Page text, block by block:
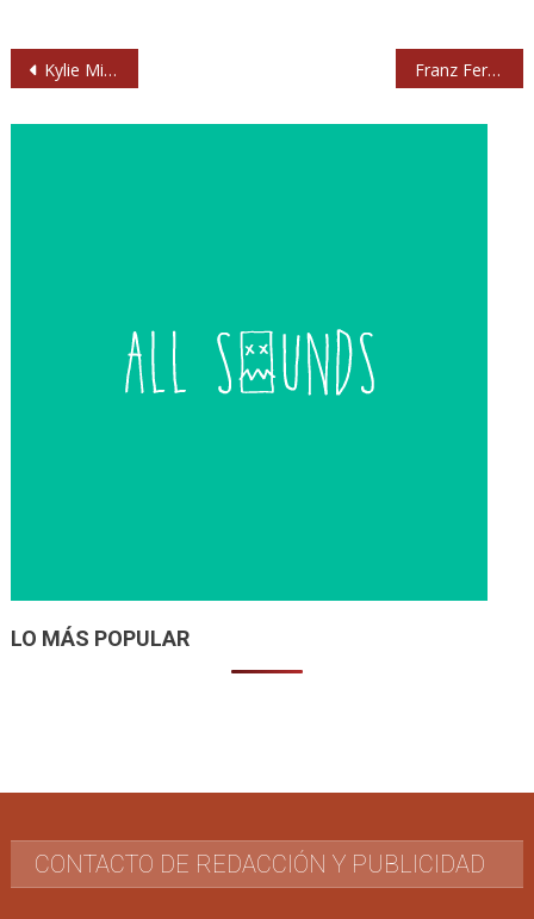
Navegación
Kylie Minogue en Barcelona el 12 de marzo de 2011 Franz Ferdinand en Barcelona, San Sebastián y Málaga en noviembre
LO MÁS POPULAR
CONTACTO DE REDACCIÓN Y PUBLICIDAD